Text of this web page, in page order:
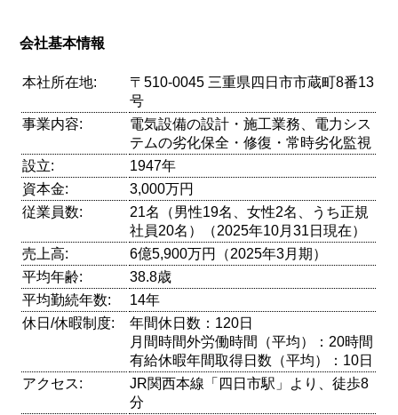
会社基本情報
本社所在地:
〒510-0045 三重県四日市市蔵町8番13
号
事業内容:
電気設備の設計・施工業務、電力シス
テムの劣化保全・修復・常時劣化監視
設立:
1947年
資本金:
3,000万円
従業員数:
21名（男性19名、女性2名、うち正規
社員20名）（2025年10月31日現在）
売上高:
6億5,900万円（2025年3月期）
平均年齢:
38.8歳
平均勤続年数:
14年
休日/休暇制度:
年間休日数：120日
月間時間外労働時間（平均）：20時間
有給休暇年間取得日数（平均）：10日
アクセス:
JR関西本線「四日市駅」より、徒歩8
分